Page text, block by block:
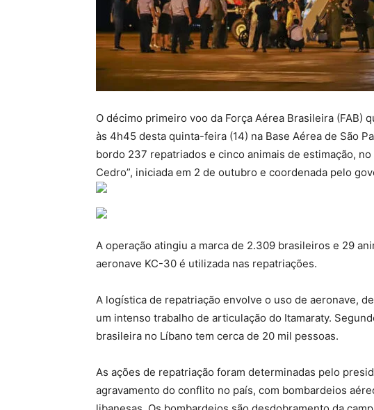
O décimo primeiro voo da Força Aérea Brasileira (FAB)
às 4h45 desta quinta-feira (14) na Base Aérea de São
bordo 237 repatriados e cinco animais de estimação,
Cedro”, iniciada em 2 de outubro e coordenada pelo
A operação atingiu a marca de 2.309 brasileiros e 29
aeronave KC-30 é utilizada nas repatriações.
A logística de repatriação envolve o uso de aeronave,
um intenso trabalho de articulação do Itamaraty.
brasileira no Líbano tem cerca de 20 mil pessoas.
As ações de repatriação foram determinadas pelo
agravamento do conflito no país, com bombardeios